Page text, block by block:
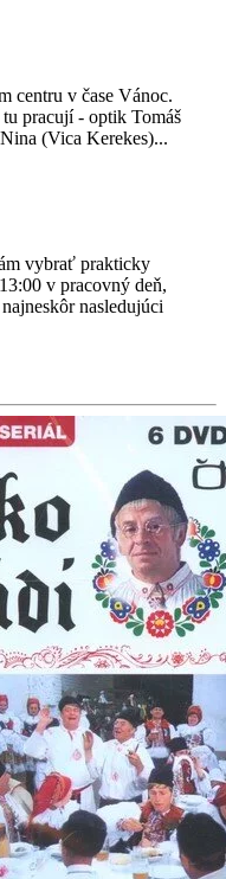
centru v čase Vánoc.
pracují - optik Tomáš
(Vica Kerekes)...
vybrať prakticky
v pracovný deň,
nasledujúci